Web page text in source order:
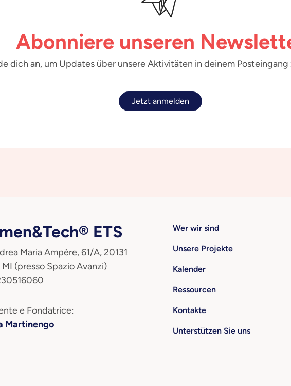
Abonniere unseren
dich an, um Updates über unsere Aktivitäten in deinem Posteingang
Jetzt anmelden
ETS
Maria Ampère, 61/A, 20131
MI (presso Spazio Avanzi)
e Fondatrice:
Martinengo
Wer wir sind
Unsere Projekte
Kalender
Ressourcen
Kontakte
Unterstützen Sie uns